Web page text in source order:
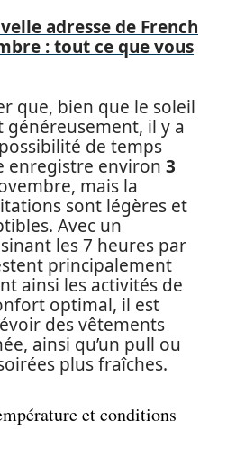
adresse de French
: tout ce que vous
que, bien que le soleil
il y a
de temps
enregistre environ 3
mais la
sont légères et
Avec un
les 7 heures par
principalement
ainsi les activités de
optimal, il est
des vêtements
ainsi qu’un pull ou
plus fraîches.
et conditions